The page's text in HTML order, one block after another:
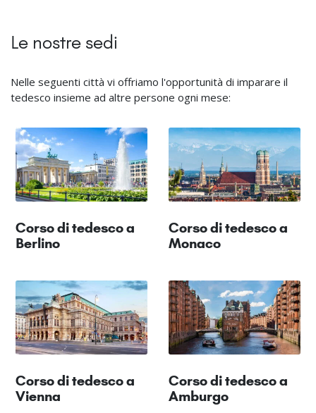
Le nostre sedi
Nelle seguenti città vi offriamo l'opportunità di imparare il
tedesco insieme ad altre persone ogni mese:
Corso di tedesco a
Berlino
Corso di tedesco a
Monaco
Corso di tedesco a
Vienna
Corso di tedesco a
Amburgo